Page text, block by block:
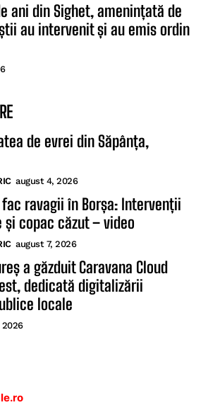
ani din Sighet, amenințată de
au intervenit și au emis ordin
de evrei din Săpânța,
august 4, 2026
ravagii în Borșa: Intervenții
și copac căzut – video
august 7, 2026
a găzduit Caravana Cloud
dedicată digitalizării
locale
2026